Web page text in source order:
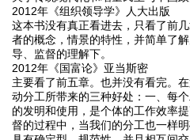
2012年《组织领导学》人大出版
这本书没有真正看进去，只看了前
者的概念，情景的特性，并简单了
导、监督的理解下。
2012年《国富论》亚当斯密
主要看了前五章。也并没有看完。
动分工所带来的三种好处：一、每
的发明和使用，是个体的工作效率
督的过程中，当我们的分工也一样